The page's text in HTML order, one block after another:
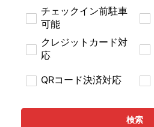
チェックイン前駐車
可能
クレジットカード対
応
QRコード決済対応
検索